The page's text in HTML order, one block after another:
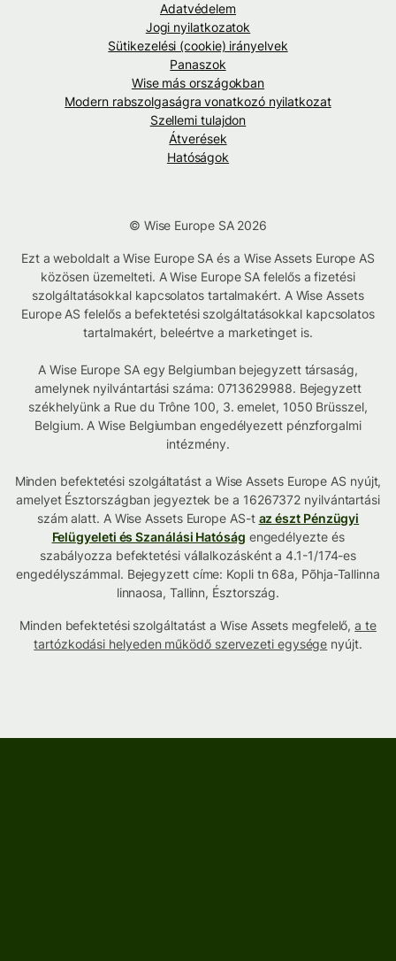
Adatvédelem
Jogi nyilatkozatok
Sütikezelési (cookie) irányelvek
Panaszok
Wise más országokban
Modern rabszolgaságra vonatkozó nyilatkozat
Szellemi tulajdon
Átverések
Hatóságok
© Wise Europe SA 2026
Ezt a weboldalt a Wise Europe SA és a Wise Assets Europe AS
közösen üzemelteti. A Wise Europe SA felelős a fizetési
szolgáltatásokkal kapcsolatos tartalmakért. A Wise Assets
Europe AS felelős a befektetési szolgáltatásokkal kapcsolatos
tartalmakért, beleértve a marketinget is.
A Wise Europe SA egy Belgiumban bejegyzett társaság,
amelynek nyilvántartási száma: 0713629988. Bejegyzett
székhelyünk a Rue du Trône 100, 3. emelet, 1050 Brüsszel,
Belgium. A Wise Belgiumban engedélyezett pénzforgalmi
intézmény.
Minden befektetési szolgáltatást a Wise Assets Europe AS nyújt,
amelyet Észtországban jegyeztek be a 16267372 nyilvántartási
szám alatt. A Wise Assets Europe AS-t az észt Pénzügyi
Felügyeleti és Szanálási Hatóság engedélyezte és
szabályozza befektetési vállalkozásként a 4.1-1/174-es
engedélyszámmal. Bejegyzett címe: Kopli tn 68a, Põhja-Tallinna
linnaosa, Tallinn, Észtország.
Minden befektetési szolgáltatást a Wise Assets megfelelő,a te
tartózkodási helyeden működő szervezeti egysége nyújt.